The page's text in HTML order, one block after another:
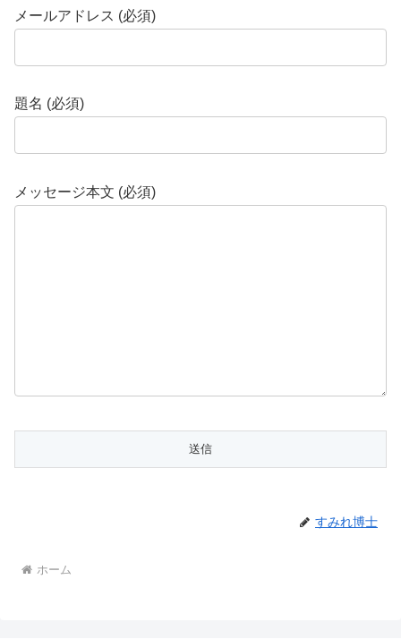
メールアドレス (必須)
題名 (必須)
メッセージ本文 (必須)
すみれ博士
ホーム